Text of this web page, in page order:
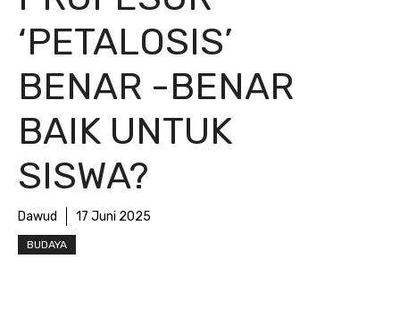
‘PETALOSIS’
BENAR -BENAR
BAIK UNTUK
SISWA?
Dawud 17 Juni 2025
BUDAYA